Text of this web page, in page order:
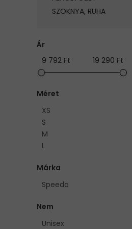
SZOKNYA, RUHA
Ár
9 792 Ft
19 290 Ft
Méret
XS
S
M
L
Márka
Speedo
Nem
Unisex